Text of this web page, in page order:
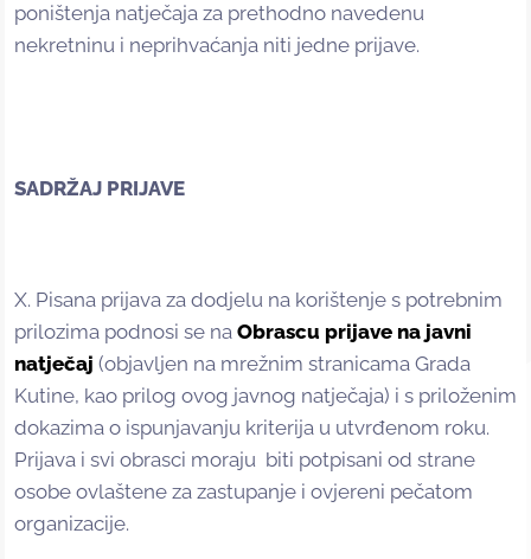
poništenja natječaja za prethodno navedenu
nekretninu i neprihvaćanja niti jedne prijave.
SADRŽAJ PRIJAVE
X. Pisana prijava za dodjelu na korištenje s potrebnim
prilozima podnosi se na Obrascu prijave na javni
natječaj (objavljen na mrežnim stranicama Grada
Kutine, kao prilog ovog javnog natječaja) i s priloženim
dokazima o ispunjavanju kriterija u utvrđenom roku.
Prijava i svi obrasci moraju biti potpisani od strane
osobe ovlaštene za zastupanje i ovjereni pečatom
organizacije.